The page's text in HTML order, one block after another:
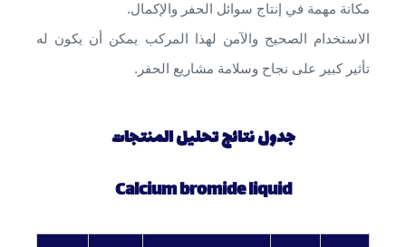
مكانة مهمة في إنتاج سوائل الحفر والإكمال.
الاستخدام الصحيح والآمن لهذا المركب يمكن أن يكون له
تأثير كبير على نجاح وسلامة مشاريع الحفر.
جدول نتائج تحليل المنتجات
Calcium bromide liquid